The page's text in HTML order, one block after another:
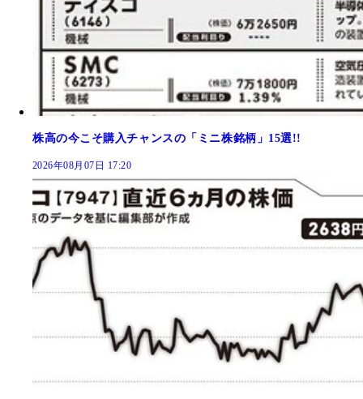
株高の今こそ購入チャンスの「ミニ株銘柄」15選!!
2026年08月07日 17:20